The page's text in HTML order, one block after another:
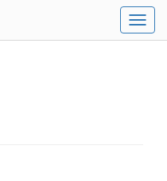
Меню